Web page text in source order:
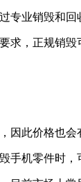
业销毁和回
，正规销毁
此价格也
机零件时，